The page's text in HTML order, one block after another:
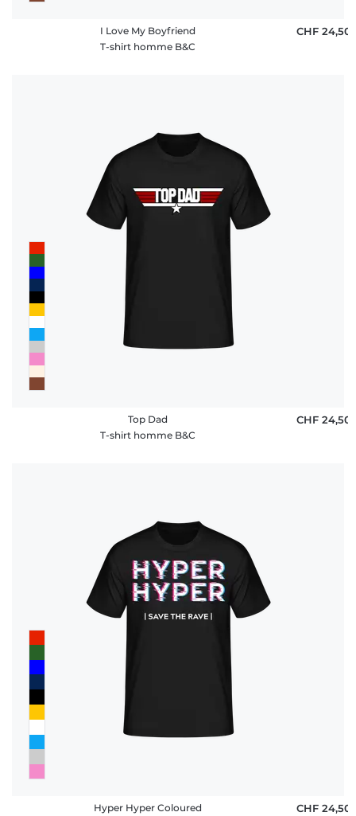
I Love My Boyfriend
T-shirt homme B&C
CHF 24,50
Top Dad
T-shirt homme B&C
CHF 24,50
Hyper Hyper Coloured
CHF 24,50